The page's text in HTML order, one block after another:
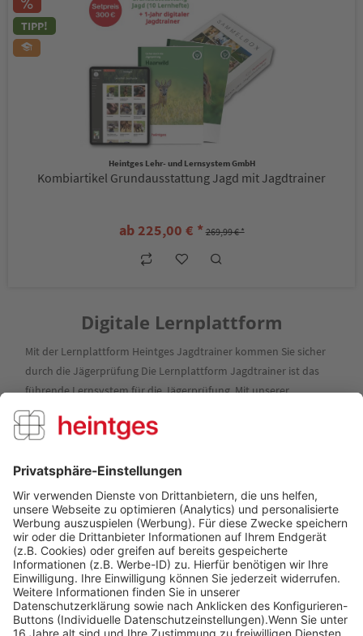
TIPP!
Heintges Lehr- und Lernsystem GmbH
Kombiartikel Grundausstattung Jagd mit Jagdtrainer
ab 225,00 € * 269,99 € *
Digitale Lernplattform
Mit der Lernplattform Heintges Jagdtrainer kommen Sie sicher
durch die Jägerprüfung Die Lernplattform Jagdtrainer ist das
führende Lernsystem für die Jägerprüfung. Mit unserer
langjährigen...
Über uns
Service Hotline
Shop Service